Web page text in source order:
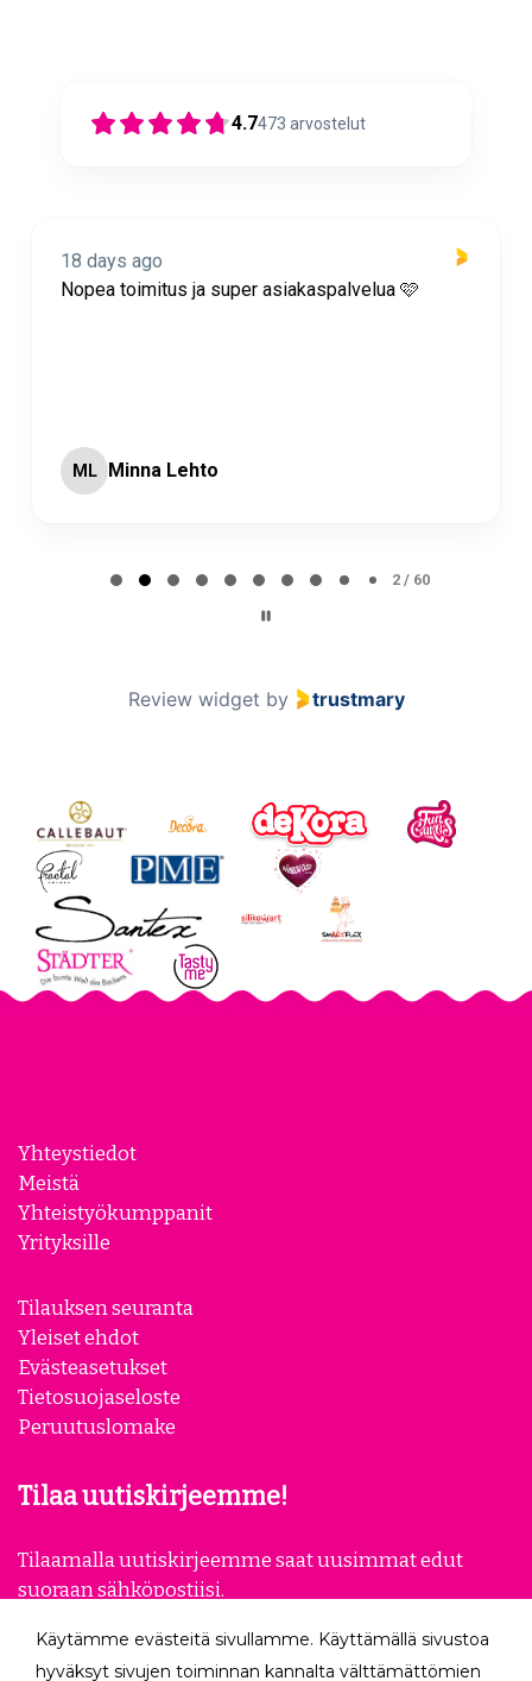
4.7473 arvostelut
18 days ago
Nopea toimitus ja super asiakaspalvelua 🩷
ML Minna Lehto
2 / 60
Review widget by trustmary
Yhteystiedot
Meistä
Yhteistyökumppanit
Yrityksille
Tilauksen seuranta
Yleiset ehdot
Evästeasetukset
Tietosuojaseloste
Peruutuslomake
Tilaa uutiskirjeemme!
Tilaamalla uutiskirjeemme saat uusimmat edut
suoraan sähköpostiisi.
Käytämme evästeitä sivullamme. Käyttämällä sivustoa
hyväksyt sivujen toiminnan kannalta välttämättömien